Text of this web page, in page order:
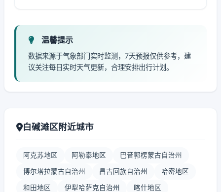
温馨提示
数据来源于气象部门实时监测，7天预报仅供参考，建
议关注每日实时天气更新，合理安排出行计划。
白碱滩区附近城市
阿克苏地区 阿勒泰地区 巴音郭楞蒙古自治州
博尔塔拉蒙古自治州 昌吉回族自治州 哈密地区
和田地区 伊犁哈萨克自治州 喀什地区